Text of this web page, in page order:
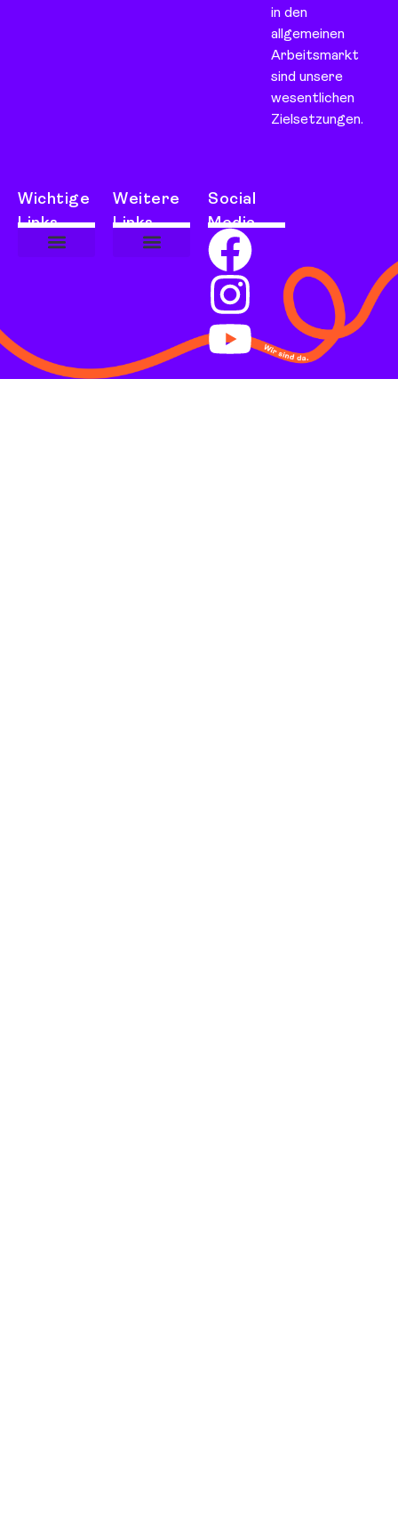
in den
allgemeinen
Arbeitsmarkt
sind unsere
wesentlichen
Zielsetzungen.
Wichtige
Links
Weitere
Links
Social
Media